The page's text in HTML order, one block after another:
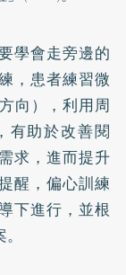
學會走旁邊的
，患者練習微
向），利用周
有助於改善閱
求，進而提升
醒，偏心訓練
下進行，並根